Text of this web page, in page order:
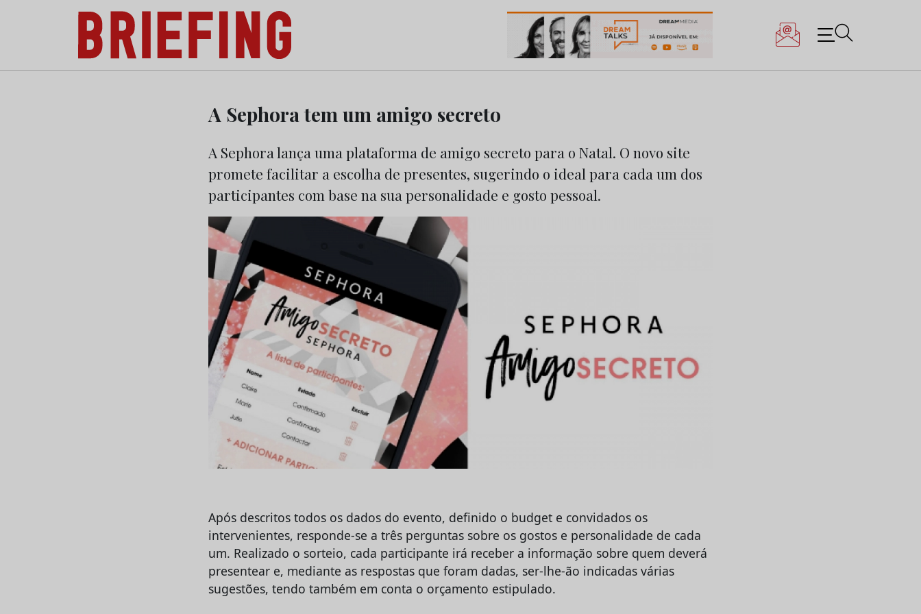
Briefing: Todas as notícias sobre os negócios do Marketing e da Publicidade
A Sephora tem um amigo secreto
A Sephora lança uma plataforma de amigo secreto para o Natal. O novo site
promete facilitar a escolha de presentes, sugerindo o ideal para cada um dos
participantes com base na sua personalidade e gosto pessoal.
Após descritos todos os dados do evento, definido o budget e convidados os
intervenientes, responde-se a três perguntas sobre os gostos e personalidade de cada
um. Realizado o sorteio, cada participante irá receber a informação sobre quem deverá
presentear e, mediante as respostas que foram dadas, ser-lhe-ão indicadas várias
sugestões, tendo também em conta o orçamento estipulado.